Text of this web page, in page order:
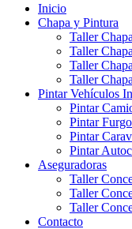
Inicio
Chapa y Pintura
Taller
Taller
Taller
Taller
Pintar Vehículos
Pintar
Pintar
Pintar
Pintar
Aseguradoras
Taller
Taller
Taller
Contacto